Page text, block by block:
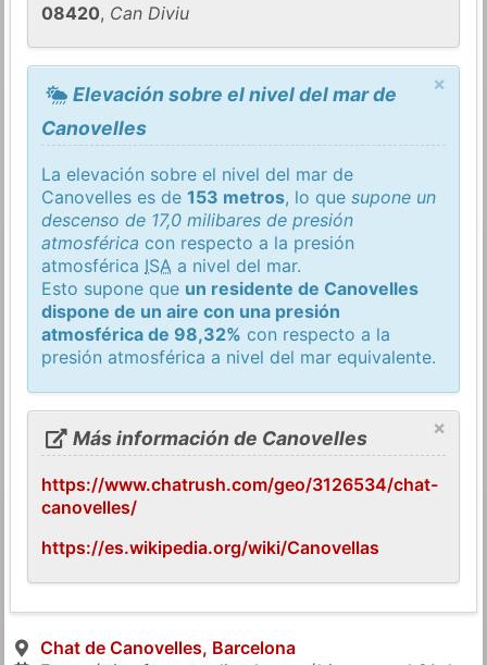
08420, Can Diviu
×
Elevación sobre el nivel del mar de
Canovelles
La elevación sobre el nivel del mar de
Canovelles es de153 metros, lo quesupone un
descenso de 17,0 milibares de presión
atmosférica con respecto a la presión
atmosférica ISA a nivel del mar.
Esto supone que un residente de Canovelles
dispone de un aire con una presión
atmosférica de 98,32% con respecto a la
presión atmosférica a nivel del mar equivalente.
×
Más información de Canovelles
https://www.chatrush.com/geo/3126534/chat-
canovelles/
https://es.wikipedia.org/wiki/Canovellas
Chat de Canovelles, Barcelona